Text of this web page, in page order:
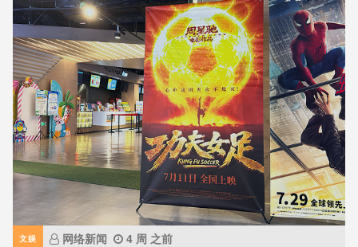
文娱 网络新闻 4 周 之前